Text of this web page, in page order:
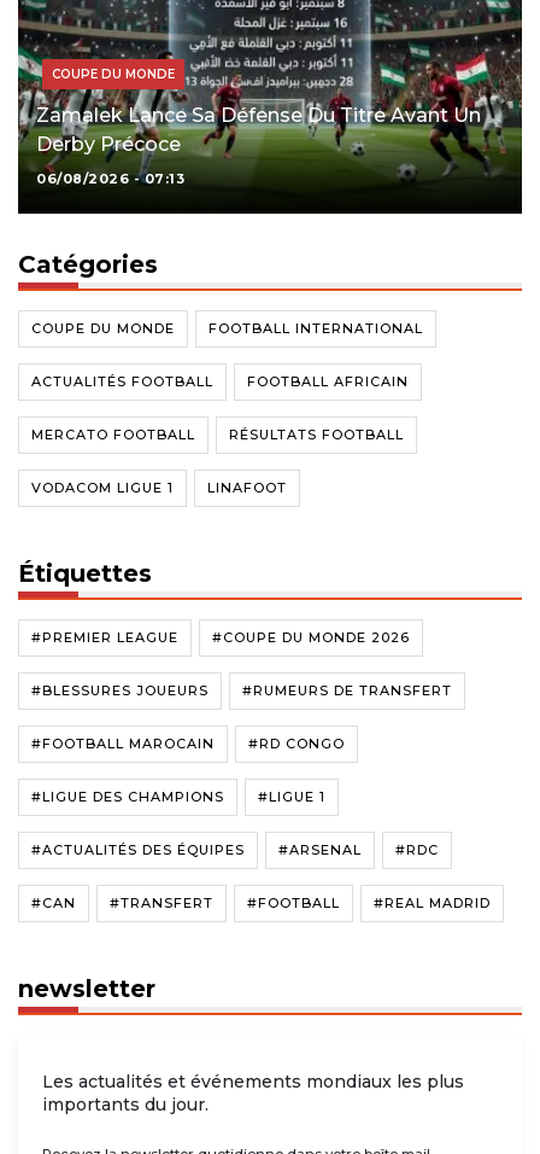
COUPE DU MONDE
Zamalek Lance Sa Défense Du Titre Avant Un
Derby Précoce
06/08/2026 - 07:13
Catégories
COUPE DU MONDE FOOTBALL INTERNATIONAL
ACTUALITÉS FOOTBALL FOOTBALL AFRICAIN
MERCATO FOOTBALL RÉSULTATS FOOTBALL
VODACOM LIGUE 1 LINAFOOT
Étiquettes
#PREMIER LEAGUE #COUPE DU MONDE 2026
#BLESSURES JOUEURS #RUMEURS DE TRANSFERT
#FOOTBALL MAROCAIN #RD CONGO
#LIGUE DES CHAMPIONS #LIGUE 1
#ACTUALITÉS DES ÉQUIPES #ARSENAL #RDC
#CAN #TRANSFERT #FOOTBALL #REAL MADRID
newsletter
Les actualités et événements mondiaux les plus
importants du jour.